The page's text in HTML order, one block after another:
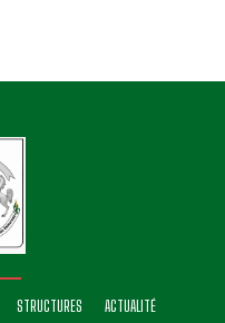
STRUCTURES
ACTUALITÉ